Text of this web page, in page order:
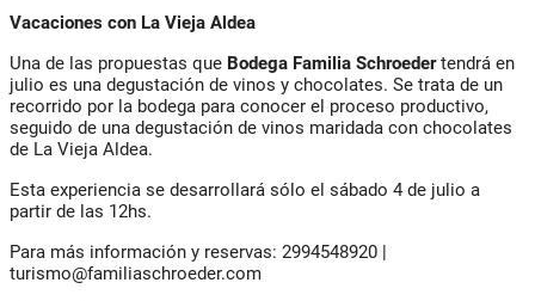
Vacaciones con La Vieja Aldea
Una de las propuestas que Bodega Familia Schroedertendrá en
julio es una degustación de vinos y chocolates. Se trata de un
recorrido por la bodega para conocer el proceso productivo,
seguido de una degustación de vinos maridada con chocolates
de La Vieja Aldea.
Esta experiencia se desarrollará sólo el sábado 4 de julio a
partir de las 12hs.
Para más información y reservas: 2994548920 |
turismo@familiaschroeder.com